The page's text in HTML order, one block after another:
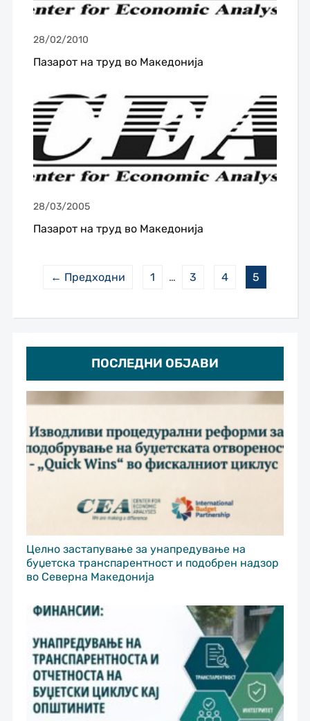
ПОСЛЕДНИ ОБЈАВИ
Целно застапување за унапредување на
буџетска транспарентност и подобрен надзор
во Северна Македонија
28/02/2010
Пазарот на труд во Македонија
28/03/2005
Пазарот на труд во Македонија
← Предходни 1 … 3 4 5